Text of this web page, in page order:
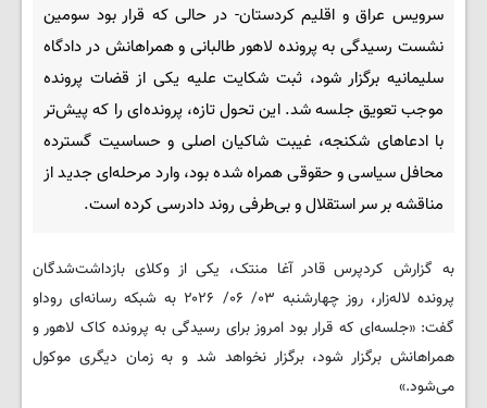
سرویس عراق و اقلیم کردستان- در حالی که قرار بود سومین
نشست رسیدگی به پرونده لاهور طالبانی و همراهانش در دادگاه
سلیمانیه برگزار شود، ثبت شکایت علیه یکی از قضات پرونده
موجب تعویق جلسه شد. این تحول تازه، پرونده‌ای را که پیش‌تر
با ادعاهای شکنجه، غیبت شاکیان اصلی و حساسیت گسترده
محافل سیاسی و حقوقی همراه شده بود، وارد مرحله‌ای جدید از
مناقشه بر سر استقلال و بی‌طرفی روند دادرسی کرده است.
به گزارش کردپرس قادر آغا منتک، یکی از وکلای بازداشت‌شدگان
پرونده لاله‌زار، روز چهارشنبه ۰۳/ ۰۶/ ۲۰۲۶ به شبکه رسانه‌ای روداو
گفت: «جلسه‌ای که قرار بود امروز برای رسیدگی به پرونده کاک لاهور و
همراهانش برگزار شود، برگزار نخواهد شد و به زمان دیگری موکول
می‌شود.»